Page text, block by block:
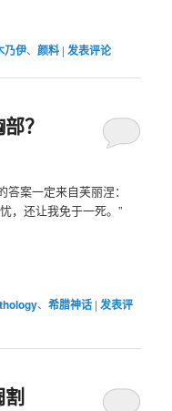
乃伊、颜料 |发表评论
？
案一定来自芙丽涅：
，还让我免于一死。”
、希腊神话 |发表评
割